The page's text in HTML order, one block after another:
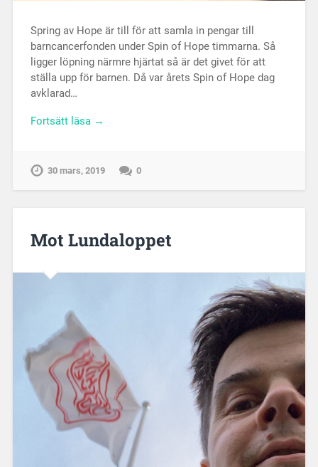
Spring av Hope är till för att samla in pengar till
barncancerfonden under Spin of Hope timmarna. Så
ligger löpning närmre hjärtat så är det givet för att
ställa upp för barnen. Då var årets Spin of Hope dag
avklarad…
Fortsätt läsa →
30 mars, 2019 0
Mot Lundaloppet